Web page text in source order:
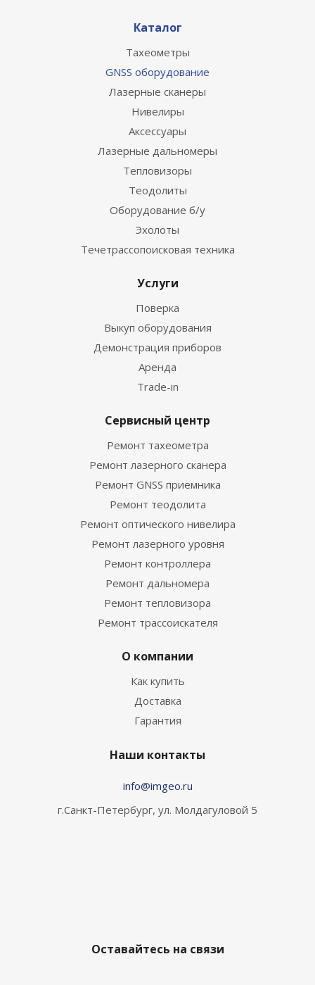
Каталог
Тахеометры
GNSS оборудование
Лазерные сканеры
Нивелиры
Аксессуары
Лазерные дальномеры
Тепловизоры
Теодолиты
Оборудование б/у
Эхолоты
Течетрассопоисковая техника
Услуги
Поверка
Выкуп оборудования
Демонстрация приборов
Аренда
Trade-in
Сервисный центр
Ремонт тахеометра
Ремонт лазерного сканера
Ремонт GNSS приемника
Ремонт теодолита
Ремонт оптического нивелира
Ремонт лазерного уровня
Ремонт контроллера
Ремонт дальномера
Ремонт тепловизора
Ремонт трассоискателя
О компании
Как купить
Доставка
Гарантия
Наши контакты
info@imgeo.ru
г.Санкт-Петербург, ул. Молдагуловой 5
Оставайтесь на связи